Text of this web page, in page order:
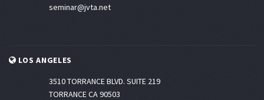
seminar@jvta.net
LOS ANGELES
3510 TORRANCE BLVD. SUITE 219
TORRANCE CA 90503